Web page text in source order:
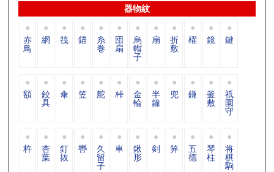
器物紋
赤
鳥
網 筏 錨 糸
巻
団
扇
烏
帽
子
扇 折
敷
櫂 鏡 鍵
額 鉸
具
傘 笠 舵 桛 金
輪
半
鐘
兜 鎌 釜
敷
祇
園
守
杵 杏
葉
釘
抜
轡 久
留
子
車 鍬
形
剣 笄 五
德
琴
柱
将
棋
駒